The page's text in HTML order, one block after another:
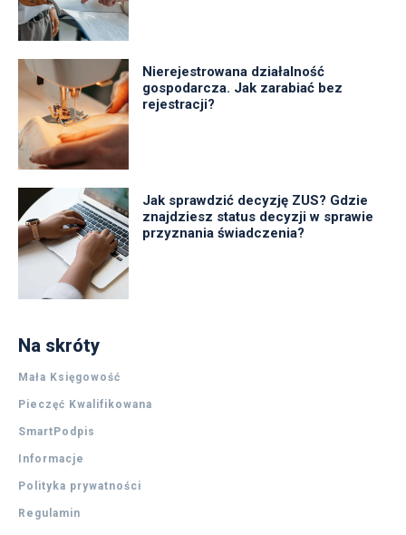
Nierejestrowana działalność
gospodarcza. Jak zarabiać bez
rejestracji?
Jak sprawdzić decyzję ZUS? Gdzie
znajdziesz status decyzji w sprawie
przyznania świadczenia?
Na skróty
Mała Księgowość
Pieczęć Kwalifikowana
SmartPodpis
Informacje
Polityka prywatności
Regulamin